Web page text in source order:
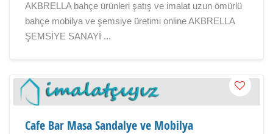
AKBRELLA bahçe ürünleri şatış ve imalat uzun ömürlü
bahçe mobilya ve şemsiye üretimi online AKBRELLA
ŞEMSİYE SANAYİ ...
Cafe Bar Masa Sandalye ve Mobilya